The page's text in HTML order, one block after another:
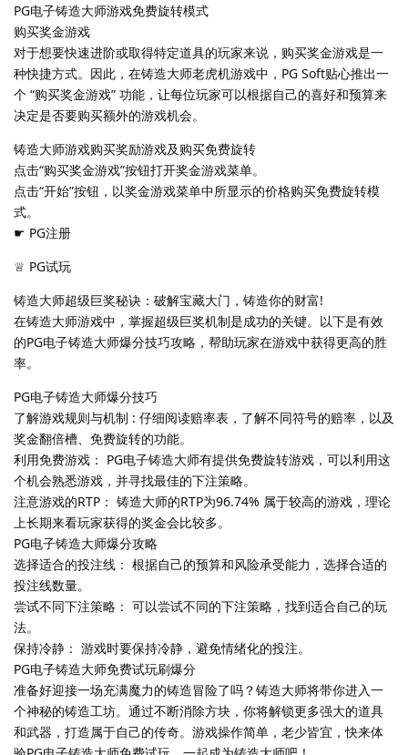
PG电子铸造大师游戏免费旋转模式
购买奖金游戏
对于想要快速进阶或取得特定道具的玩家来说，购买奖金游戏是一
种快捷方式。因此，在铸造大师老虎机游戏中，PG Soft贴心推出一
个 “购买奖金游戏” 功能，让每位玩家可以根据自己的喜好和预算来
决定是否要购买额外的游戏机会。
铸造大师游戏购买奖励游戏及购买免费旋转
点击“购买奖金游戏”按钮打开奖金游戏菜单。
点击“开始”按钮，以奖金游戏菜单中所显示的价格购买免费旋转模
式。
☛ PG注册
♕ PG试玩
铸造大师超级巨奖秘诀：破解宝藏大门，铸造你的财富!
在铸造大师游戏中，掌握超级巨奖机制是成功的关键。以下是有效
的PG电子铸造大师爆分技巧攻略，帮助玩家在游戏中获得更高的胜
率。
PG电子铸造大师爆分技巧
了解游戏规则与机制 : 仔细阅读赔率表，了解不同符号的赔率，以及
奖金翻倍槽、免费旋转的功能。
利用免费游戏： PG电子铸造大师有提供免费旋转游戏，可以利用这
个机会熟悉游戏，并寻找最佳的下注策略。
注意游戏的RTP： 铸造大师的RTP为96.74% 属于较高的游戏，理论
上长期来看玩家获得的奖金会比较多。
PG电子铸造大师爆分攻略
选择适合的投注线： 根据自己的预算和风险承受能力，选择合适的
投注线数量。
尝试不同下注策略： 可以尝试不同的下注策略，找到适合自己的玩
法。
保持冷静： 游戏时要保持冷静，避免情绪化的投注。
PG电子铸造大师免费试玩刷爆分
准备好迎接一场充满魔力的铸造冒险了吗？铸造大师将带你进入一
个神秘的铸造工坊。通过不断消除方块，你将解锁更多强大的道具
和武器，打造属于自己的传奇。游戏操作简单，老少皆宜，快来体